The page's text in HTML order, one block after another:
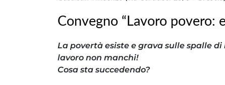
Convegno “Lavoro povero:
La povertà esiste e grava sulle spalle
lavoro non manchi!
Cosa sta succedendo?